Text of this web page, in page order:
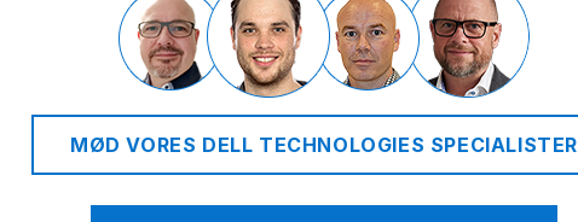
MØD VORES DELL TECHNOLOGIES SPECIALISTER